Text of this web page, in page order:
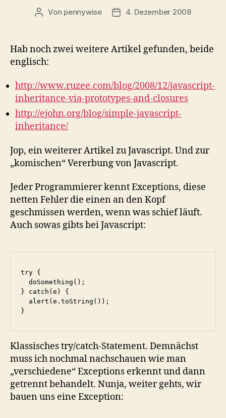
Beitragsautor
Von pennywise Veröffentlichungsdatum
4. Dezember 2008
Hab noch zwei weitere Artikel gefunden, beide
englisch:
http://www.ruzee.com/blog/2008/12/javascript-
inheritance-via-prototypes-and-closures
http://ejohn.org/blog/simple-javascript-
inheritance/
Jop, ein weiterer Artikel zu Javascript. Und zur
„komischen“ Vererbung von Javascript.
Jeder Programmierer kennt Exceptions, diese
netten Fehler die einen an den Kopf
geschmissen werden, wenn was schief läuft.
Auch sowas gibts bei Javascript:
try {
  doSomething();
} catch(e) {
  alert(e.toString());
}
Klassisches try/catch-Statement. Demnächst
muss ich nochmal nachschauen wie man
„verschiedene“ Exceptions erkennt und dann
getrennt behandelt. Nunja, weiter gehts, wir
bauen uns eine Exception: